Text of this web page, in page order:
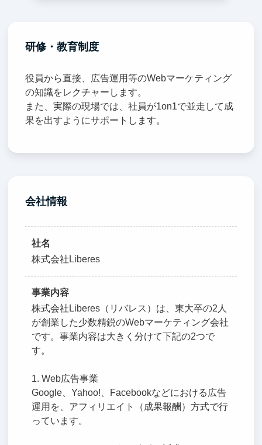
研修・教育制度
役員から直接、広告運用等のWebマーケティング
の知識をレクチャーします。
また、実際の現場では、社員が1on1で並走して成
果を出すようにサポートします。
会社情報
社名
株式会社Liberes
事業内容
株式会社Liberes（リバレス）は、東大卒の2人
が創業した少数精鋭のWebマーケティング会社
です。事業内容は大きく分けて下記の2つで
す。
1. Web広告事業
Google、Yahoo!、Facebookなどにおける広告
運用を、アフィリエイト（成果報酬）方式で行
っています。